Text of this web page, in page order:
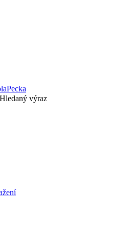
Pecka
Hledaný výraz